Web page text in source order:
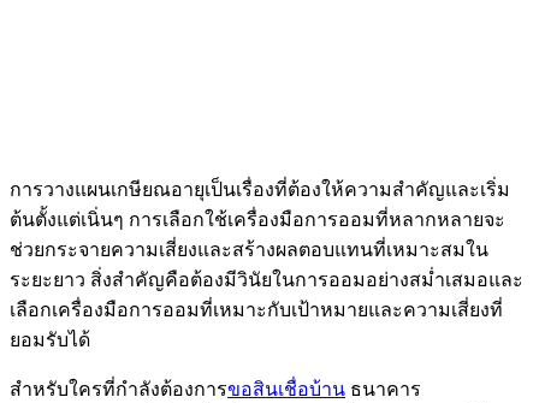
การวางแผนเกษียณอายุเป็นเรื่องที่ต้องให้ความสำคัญและเริ่ม
ต้นตั้งแต่เนิ่นๆ การเลือกใช้เครื่องมือการออมที่หลากหลายจะ
ช่วยกระจายความเสี่ยงและสร้างผลตอบแทนที่เหมาะสมใน
ระยะยาว สิ่งสำคัญคือต้องมีวินัยในการออมอย่างสม่ำเสมอและ
เลือกเครื่องมือการออมที่เหมาะกับเป้าหมายและความเสี่ยงที่
ยอมรับได้
สำหรับใครที่กำลังต้องการขอสินเชื่อบ้าน ธนาคาร